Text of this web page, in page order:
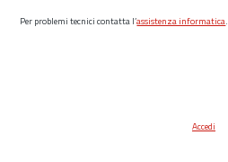
Per problemi tecnici contatta l’assistenza informatica.
Accedi